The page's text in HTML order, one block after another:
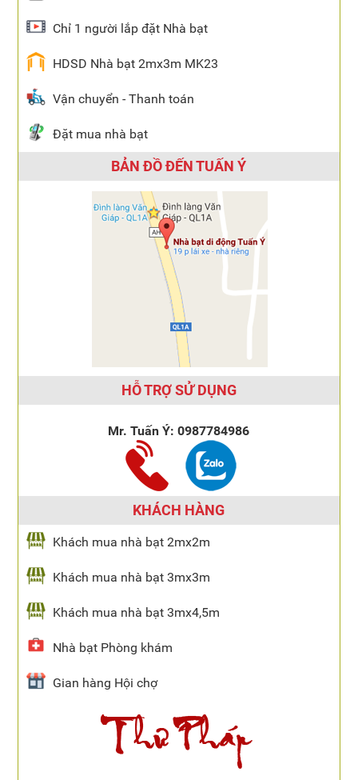
Chỉ 1 người lắp đặt Nhà bạt
HDSD Nhà bạt 2mx3m MK23
Vận chuyển - Thanh toán
Đặt mua nhà bạt
BẢN ĐỒ ĐẾN TUẤN Ý
HỖ TRỢ SỬ DỤNG
Mr. Tuấn Ý:0987784986
KHÁCH HÀNG
Khách mua nhà bạt 2mx2m
Khách mua nhà bạt 3mx3m
Khách mua nhà bạt 3mx4,5m
Nhà bạt Phòng khám
Gian hàng Hội chợ